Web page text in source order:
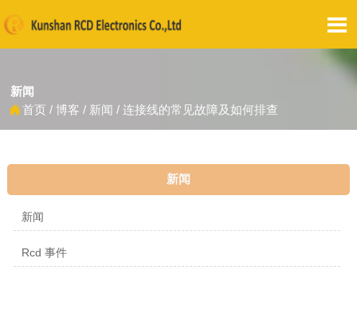

新闻
首页 / 博客 / 新闻 / 连接线的常见故障及如何排查
新闻
新闻
Rcd 事件